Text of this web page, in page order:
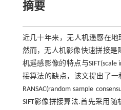
摘要
近几十年来，无人机遥感在地
然而，无人机影像快速拼接是
机遥感影像的特点与SIFT(scale
接算法的缺点，该文提出了
RANSAC(random sample
SIFT影像拼接算法.首先采用随